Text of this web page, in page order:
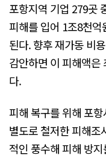
포항지역 기업 279곳
피해를 입어 1조8천
된다. 향후 재가동 비
감안하면 이 피해액은
다.
피해 복구를 위해 포
별도로 철저한 피해조
적인 풍수해 피해 방